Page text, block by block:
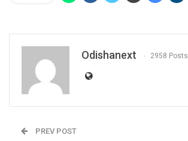
Odishanext 2958 Posts
PREV POST